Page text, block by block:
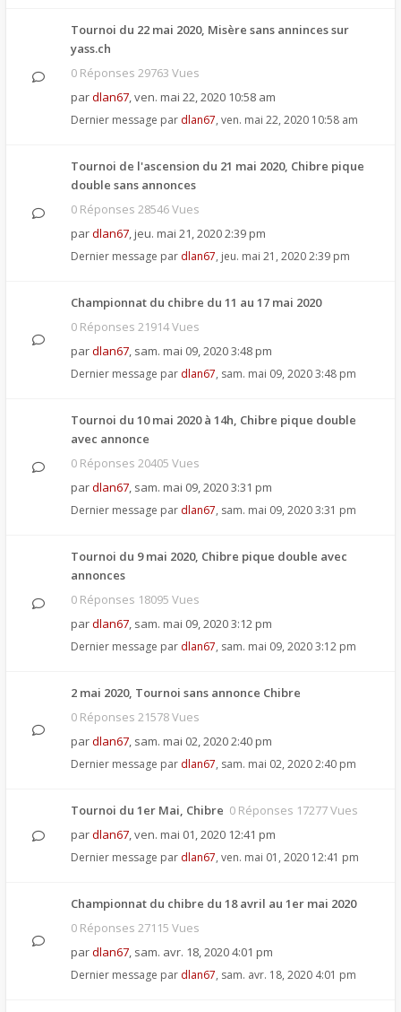
Tournoi du 22 mai 2020, Misère sans anninces sur
yass.ch
0 Réponses 29763 Vues
pardlan67,ven. mai 22, 2020 10:58 am
Dernier message par dlan67, ven. mai 22, 2020 10:58 am
Tournoi de l'ascension du 21 mai 2020, Chibre pique
double sans annonces
0 Réponses 28546 Vues
pardlan67, jeu. mai 21, 2020 2:39 pm
Dernier message par dlan67, jeu. mai 21, 2020 2:39 pm
Championnat du chibre du 11 au 17 mai 2020
0 Réponses 21914 Vues
pardlan67, sam. mai 09, 2020 3:48 pm
Dernier message par dlan67, sam. mai 09, 2020 3:48 pm
Tournoi du 10 mai 2020 à 14h, Chibre pique double
avec annonce
0 Réponses 20405 Vues
pardlan67, sam. mai 09, 2020 3:31 pm
Dernier message par dlan67, sam. mai 09, 2020 3:31 pm
Tournoi du 9 mai 2020, Chibre pique double avec
annonces
0 Réponses 18095 Vues
pardlan67, sam. mai 09, 2020 3:12 pm
Dernier message par dlan67, sam. mai 09, 2020 3:12 pm
2 mai 2020, Tournoi sans annonce Chibre
0 Réponses 21578 Vues
pardlan67, sam. mai 02, 2020 2:40 pm
Dernier message par dlan67, sam. mai 02, 2020 2:40 pm
Tournoi du 1er Mai, Chibre 0 Réponses 17277 Vues
pardlan67,ven. mai 01, 2020 12:41 pm
Dernier message par dlan67, ven. mai 01, 2020 12:41 pm
Championnat du chibre du 18 avril au 1er mai 2020
0 Réponses 27115 Vues
pardlan67, sam. avr. 18, 2020 4:01 pm
Dernier message par dlan67, sam. avr. 18, 2020 4:01 pm